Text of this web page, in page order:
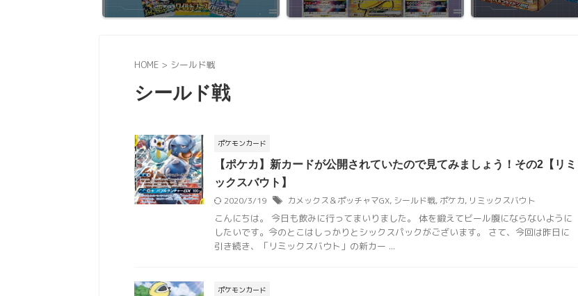
HOME > シールド戦
シールド戦
ポケモンカード
【ポケカ】新カードが公開されていたので見てみましょう！その2【リミ
ックスバウト】
2020/3/19
カメックス＆ポッチャマGX, シールド戦, ポケカ, リミックスバウト
こんにちは。 今日も飲みに行ってまいりました。 体を鍛えてビール腹にならないように
したいです。今のとこはしっかりとシックスパックがございます。 さて、今回は昨日に
引き続き、「リミックスバウト」の新カー ...
ポケモンカード